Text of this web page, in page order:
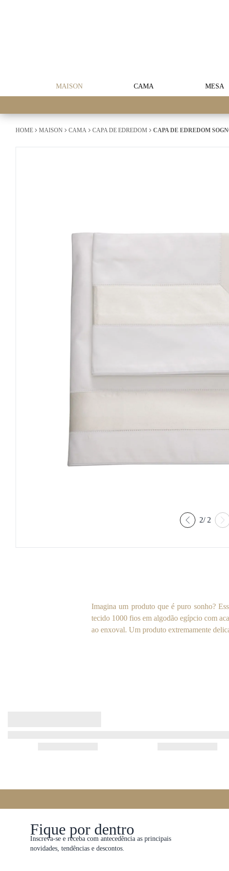
MAISON CAMA MESA
HOME MAISON CAMA CAPA DE EDREDOM CAPA DE EDREDOM
2/ 2
Imagina um produto que é puro sonho?
tecido 1000 fios em algodão egípcio com
ao enxoval. Um produto extremamente
Fique por dentro
Inscreva-se e receba com antecedência as principais
novidades, tendências e descontos.